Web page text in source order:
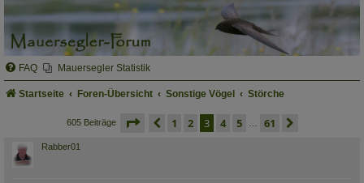
FAQ Mauersegler Statistik
Startseite Foren-Übersicht Sonstige Vögel Störche
605 Beiträge seite 3 von 61
vorherige
1 2 3 4 5 61
Rabber01